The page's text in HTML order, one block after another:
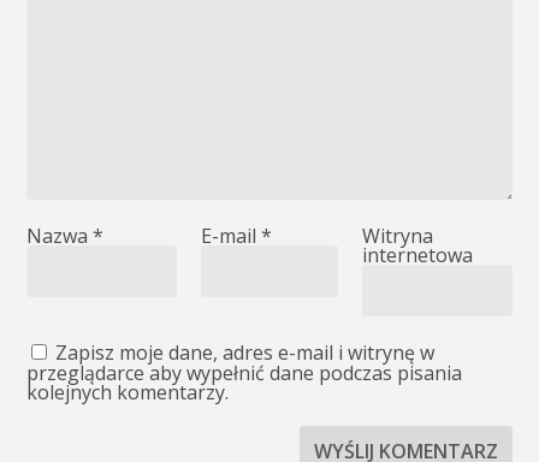
Nazwa* E-mail * Witryna
internetowa
Zapisz moje dane, adres e-mail i witrynę w
przeglądarce aby wypełnić dane podczas pisania
kolejnych komentarzy.